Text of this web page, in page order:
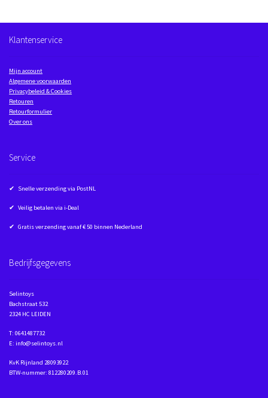
Klantenservice
Mijn account
Algemene voorwaarden
Privacybeleid & Cookies
Retouren
Retourformulier
Over ons
Service
✔ Snelle verzending via PostNL
✔ Veilig betalen via i-Deal
✔ Gratis verzending vanaf € 50 binnen Nederland
Bedrijfsgegevens
Selintoys
Bachstraat 532
2324 HC LEIDEN
T: 0641487732
E: info@selintoys.nl
KvK Rijnland 28093922
BTW-nummer: 812280209.B.01